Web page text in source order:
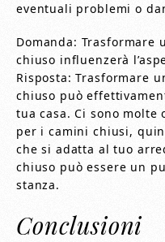
eventuali problemi o
Domanda: Trasformare
chiuso influenzerà
Risposta: Trasformare
chiuso può
tua casa. Ci sono
per i camini chiusi,
che si adatta al tuo
chiuso può essere un
stanza.
Conclusioni